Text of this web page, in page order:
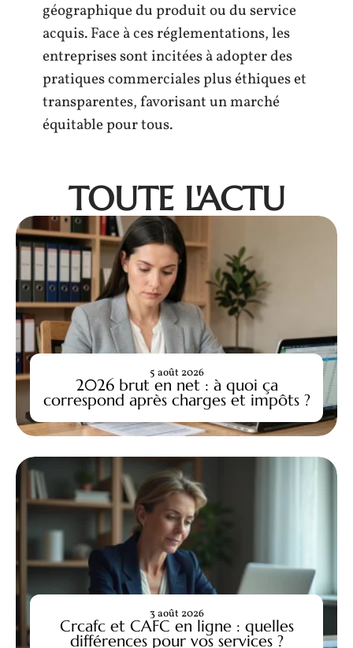
géographique du produit ou du service
acquis. Face à ces réglementations, les
entreprises sont incitées à adopter des
pratiques commerciales plus éthiques et
transparentes, favorisant un marché
équitable pour tous.
TOUTE L'ACTU
2026 brut en net : à quoi ça
correspond après charges et impôts ?
5 août 2026
Crcafc et CAFC en ligne : quelles
différences pour vos services ?
3 août 2026